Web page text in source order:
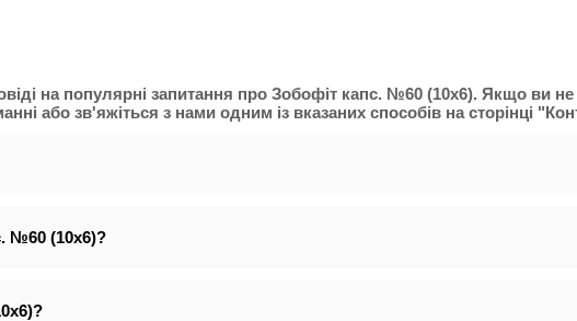
на популярні запитання про Зобофіт капс. №60 (10х6). Якщо ви
або зв'яжіться з нами одним із вказаних способів на сторінці
№60 (10х6)?